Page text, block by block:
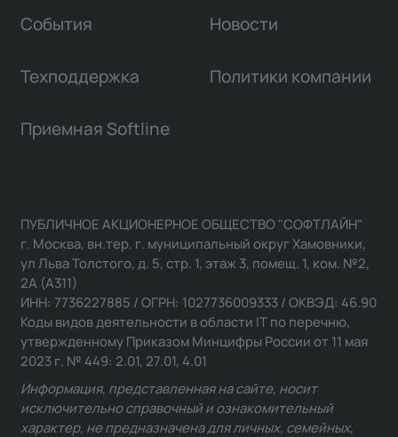
События Новости
Техподдержка Политики компании
Приемная Softline
ПУБЛИЧНОЕ АКЦИОНЕРНОЕ ОБЩЕСТВО "СОФТЛАЙН"
г. Москва, вн.тер. г. муниципальный округ Хамовники,
ул Льва Толстого, д. 5, стр. 1, этаж 3, помещ. 1, ком. №2,
2А (А311)
ИНН: 7736227885 / ОГРН: 1027736009333 / ОКВЭД: 46.90
Коды видов деятельности в области IT по перечню,
утвержденному Приказом Минцифры России от 11 мая
2023 г. № 449: 2.01, 27.01, 4.01
Информация, представленная на сайте, носит
исключительно справочный и ознакомительный
характер, не предназначена для личных, семейных,